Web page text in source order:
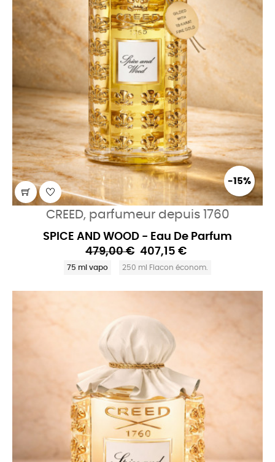
-15%
CREED, parfumeur depuis 1760
SPICE AND WOOD - Eau De Parfum
479,00 € 407,15 €
75 ml vapo 250 ml Flacon économ.